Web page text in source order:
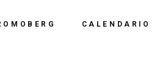
CALENDARIO
Calendario 2026